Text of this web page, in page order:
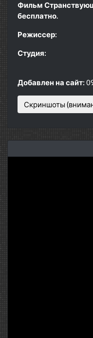
Фильм
бесплатно.
Режиссер:
Студия:
Добавлен на сайт:
Скриншоты